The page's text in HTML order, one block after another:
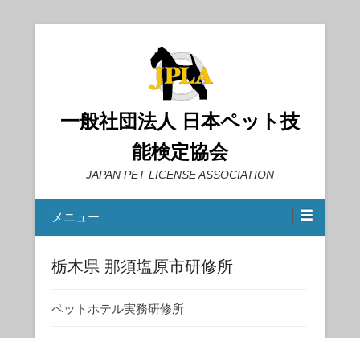
一般社団法人 日本ペット技
能検定協会
JAPAN PET LICENSE ASSOCIATION
メニュー
栃木県 那須塩原市研修所
ペットホテル実務研修所